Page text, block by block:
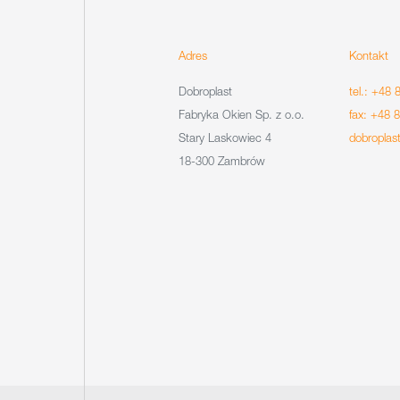
Adres
Dobroplast
Fabryka Okien Sp. z o.o.
Stary Laskowiec 4
18-300 Zambrów
Kontakt
tel.: +48
fax: +48